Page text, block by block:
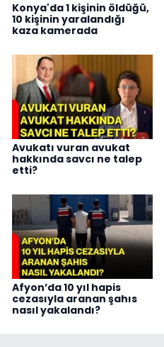
Konya'da 1 kişinin öldüğü,
10 kişinin yaralandığı
kaza kamerada
Avukatı vuran avukat
hakkında savcı ne talep
etti?
Afyon’da 10 yıl hapis
cezasıyla aranan şahıs
nasıl yakalandı?